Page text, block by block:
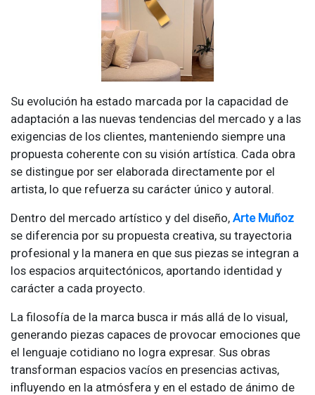
Su evolución ha estado marcada por la capacidad de
adaptación a las nuevas tendencias del mercado y a las
exigencias de los clientes, manteniendo siempre una
propuesta coherente con su visión artística. Cada obra
se distingue por ser elaborada directamente por el
artista, lo que refuerza su carácter único y autoral.
Dentro del mercado artístico y del diseño, Arte Muñoz
se diferencia por su propuesta creativa, su trayectoria
profesional y la manera en que sus piezas se integran a
los espacios arquitectónicos, aportando identidad y
carácter a cada proyecto.
La filosofía de la marca busca ir más allá de lo visual,
generando piezas capaces de provocar emociones que
el lenguaje cotidiano no logra expresar. Sus obras
transforman espacios vacíos en presencias activas,
influyendo en la atmósfera y en el estado de ánimo de